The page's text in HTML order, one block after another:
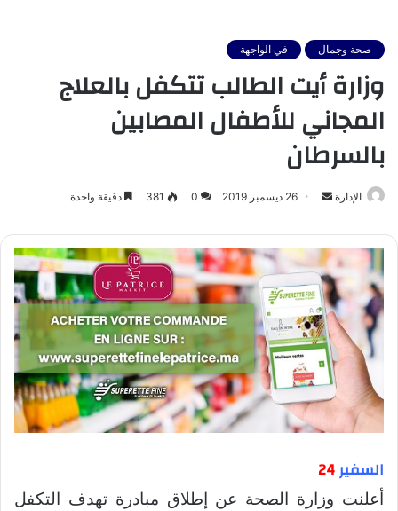
صحة وجمال في الواجهة
وزارة أيت الطالب تتكفل بالعلاج
المجاني للأطفال المصابين
بالسرطان
الإدارة
أرسل
إلكترونيا
26 ديسمبر 2019 0
381 دقيقة واحدة
السفير24
أعلنت وزارة الصحة عن إطلاق مبادرة تهدف التكفل